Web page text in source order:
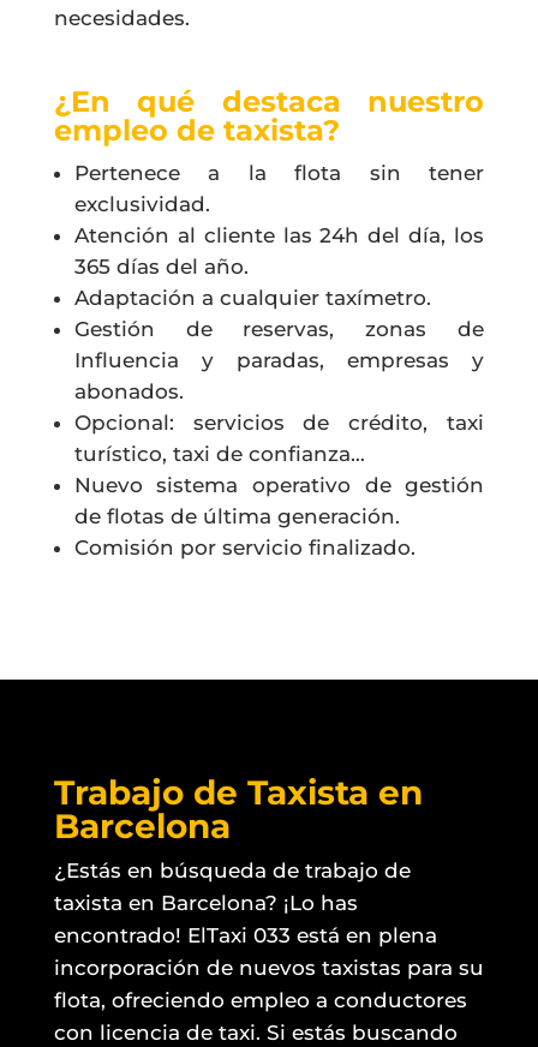
necesidades.
¿En qué destaca nuestro
empleo de taxista?
Pertenece a la flota sin tener
exclusividad.
Atención al cliente las 24h del día, los
365 días del año.
Adaptación a cualquier taxímetro.
Gestión de reservas, zonas de
Influencia y paradas, empresas y
abonados.
Opcional: servicios de crédito, taxi
turístico, taxi de confianza…
Nuevo sistema operativo de gestión
de flotas de última generación.
Comisión por servicio finalizado.
Trabajo de Taxista en
Barcelona
¿Estás en búsqueda de trabajo de
taxista en Barcelona? ¡Lo has
encontrado! ElTaxi 033 está en plena
incorporación de nuevos taxistas para su
flota, ofreciendo empleo a conductores
con licencia de taxi. Si estás buscando